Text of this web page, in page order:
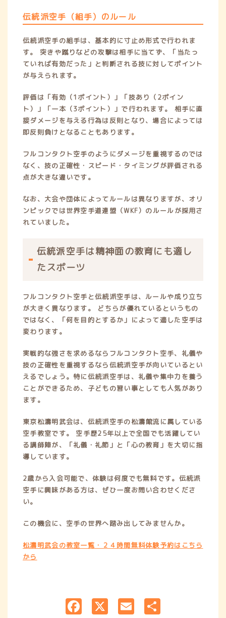
伝統派空手（組手）のルール
伝統派空手の組手は、基本的に寸止め形式で行われま
す。 突きや蹴りなどの攻撃は相手に当てず、「当たっ
ていれば有効だった」と判断される技に対してポイント
が与えられます。
評価は「有効（1ポイント）」「技あり（2ポイン
ト）」「一本（3ポイント）」で行われます。 相手に直
接ダメージを与える行為は反則となり、場合によっては
即反則負けとなることもあります。
フルコンタクト空手のようにダメージを重視するのでは
なく、技の正確性・スピード・タイミングが評価される
点が大きな違いです。
なお、大会や団体によってルールは異なりますが、オリ
ンピックでは世界空手道連盟（WKF）のルールが採用さ
れていました。
伝統派空手は精神面の教育にも適し
たスポーツ
フルコンタクト空手と伝統派空手は、ルールや成り立ち
が大きく異なります。 どちらが優れているというもの
ではなく、「何を目的とするか」によって適した空手は
変わります。
実戦的な強さを求めるならフルコンタクト空手、礼儀や
技の正確性を重視するなら伝統派空手が向いているとい
えるでしょう。特に伝統派空手は、礼儀や集中力を養う
ことができるため、子どもの習い事としても人気があり
ます。
東京松濤明武会は、伝統派空手の松濤館流に属している
空手教室です。 空手歴25年以上で全国でも活躍してい
る講師陣が、「礼儀・礼節」と「心の教育」を大切に指
導しています。
2歳から入会可能で、体験は何度でも無料です。伝統派
空手に興味がある方は、ぜひ一度お問い合わせくださ
い。
この機会に、空手の世界へ踏み出してみませんか。
松濤明武会の教室一覧・２４時間無料体験予約はこちら
から
F X E